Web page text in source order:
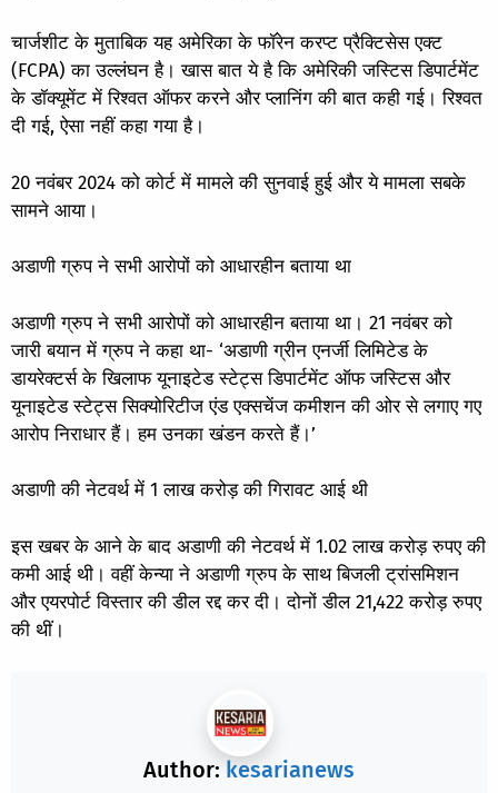
चार्जशीट के मुताबिक यह अमेरिका के फॉरेन करप्ट प्रैक्टिसेस एक्ट
(FCPA) का उल्लंघन है। खास बात ये है कि अमेरिकी जस्टिस डिपार्टमेंट
के डॉक्यूमेंट में रिश्वत ऑफर करने और प्लानिंग की बात कही गई। रिश्वत
दी गई, ऐसा नहीं कहा गया है।
20 नवंबर 2024 को कोर्ट में मामले की सुनवाई हुई और ये मामला सबके
सामने आया।
अडाणी ग्रुप ने सभी आरोपों को आधारहीन बताया था
अडाणी ग्रुप ने सभी आरोपों को आधारहीन बताया था। 21 नवंबर को
जारी बयान में ग्रुप ने कहा था- ‘अडाणी ग्रीन एनर्जी लिमिटेड के
डायरेक्टर्स के खिलाफ यूनाइटेड स्टेट्स डिपार्टमेंट ऑफ जस्टिस और
यूनाइटेड स्टेट्स सिक्योरिटीज एंड एक्सचेंज कमीशन की ओर से लगाए गए
आरोप निराधार हैं। हम उनका खंडन करते हैं।’
अडाणी की नेटवर्थ में 1 लाख करोड़ की गिरावट आई थी
इस खबर के आने के बाद अडाणी की नेटवर्थ में 1.02 लाख करोड़ रुपए की
कमी आई थी। वहीं केन्या ने अडाणी ग्रुप के साथ बिजली ट्रांसमिशन
और एयरपोर्ट विस्तार की डील रद्द कर दी। दोनों डील 21,422 करोड़ रुपए
की थीं।
Author: kesarianews